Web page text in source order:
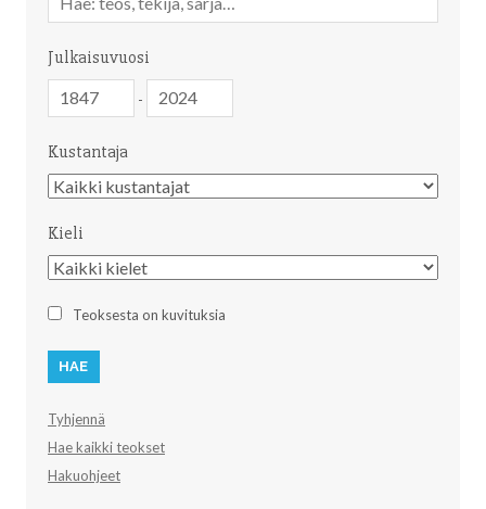
sanahaku
Julkaisuvuosi
-
Kustantaja
Kustantaja
Kieli
Kieli
Teoksesta on kuvituksia
Tyhjennä
Hae kaikki teokset
Hakuohjeet